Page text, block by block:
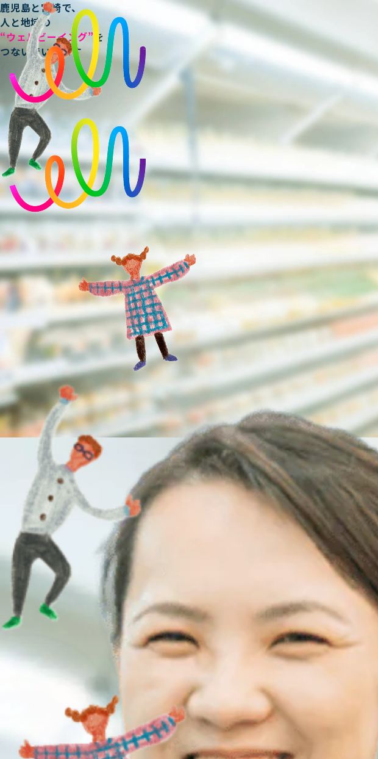
鹿児島と宮崎で、
人と地域の
“ウェル
ビーイング”
を
つないでいきます
鹿児島と宮崎で、
人と地域の
“ウェルビーイング” を
つないでいきます